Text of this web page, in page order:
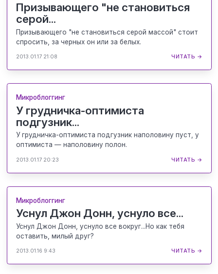
Призывающего "не становиться
серой...
Призывающего "не становиться серой массой" стоит
спросить, за черных он или за белых.
2013.01.17 21:08 ЧИТАТЬ →
Микроблоггинг
У грудничка-оптимиста
подгузник...
У грудничка-оптимиста подгузник наполовину пуст, у
оптимиста — наполовину полон.
2013.01.17 20:23 ЧИТАТЬ →
Микроблоггинг
Уснул Джон Донн, уснуло все...
Уснул Джон Донн, уснуло все вокруг...Но как тебя
оставить, милый друг?
2013.01.16 9:43 ЧИТАТЬ →